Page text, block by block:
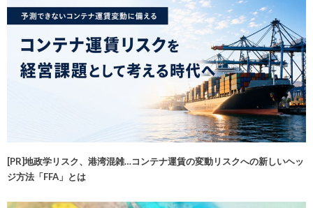
[PR]地政学リスク、港湾混雑…コンテナ運賃の変動リスクへの新しいヘッ
ジ方法「FFA」とは